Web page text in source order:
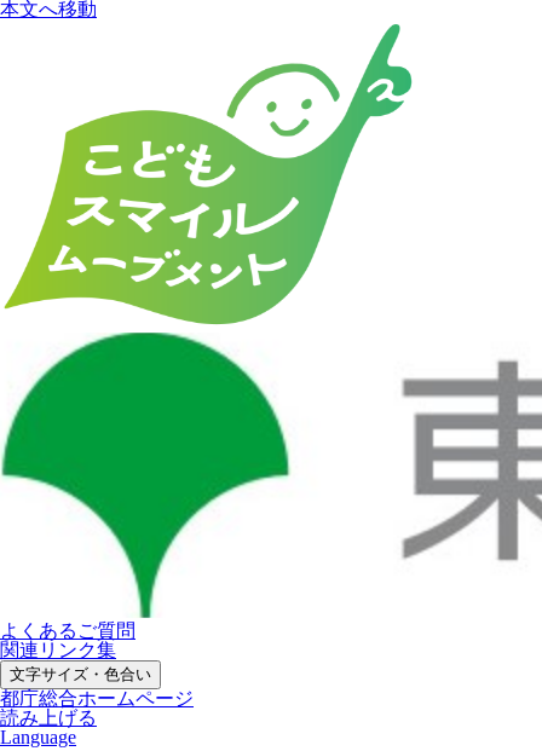
本文へ移動
よくあるご質問
関連リンク集
文字サイズ・色合い
都庁総合ホームページ
読み上げる
Language